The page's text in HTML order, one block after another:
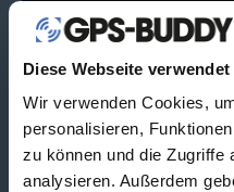
Diese Webseite
Wir verwenden Cookies,
personalisieren,
zu können und die Zugriffe
analysieren. Außerdem